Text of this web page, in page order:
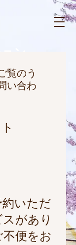
覧のう
い合わ
いただ
があり
便をお